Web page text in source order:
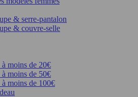
& serre-pantalon
& couvre-selle
à moins de 20€
à moins de 50€
à moins de 100€